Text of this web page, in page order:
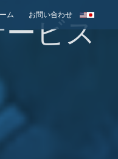
ム お問い合わせ
ビス